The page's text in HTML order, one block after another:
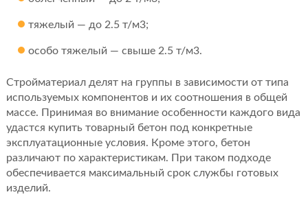
тяжелый — до 2.5 т/м3;
особо тяжелый — свыше 2.5 т/м3.
Стройматериал делят на группы в зависимости от типа
используемых компонентов и их соотношения в общей
массе. Принимая во внимание особенности каждого вида
удастся купить товарный бетон под конкретные
эксплуатационные условия. Кроме этого, бетон
различают по характеристикам. При таком подходе
обеспечивается максимальный срок службы готовых
изделий.